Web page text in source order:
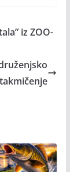
iz ZOO-
takmičenje